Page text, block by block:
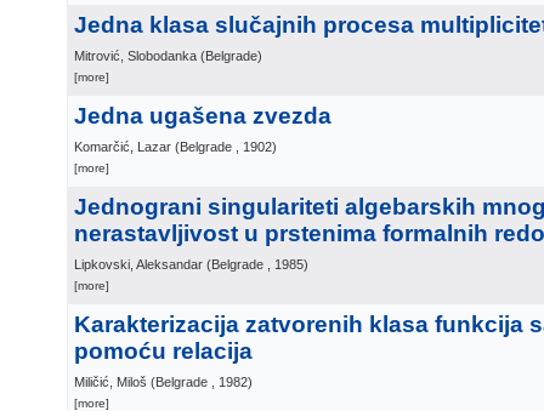
Jedna klasa slučajnih procesa
Mitrović, Slobodanka (Belgrade)
[more]
Jedna ugašena zvezda
Komarčić, Lazar (Belgrade , 1902)
[more]
Jednograni singulariteti algebarskih
nerastavljivost u prstenima formalnih
Lipkovski, Aleksandar (Belgrade , 1985)
[more]
Karakterizacija zatvorenih klasa funkcija
pomoću relacija
Miličić, Miloš (Belgrade , 1982)
[more]